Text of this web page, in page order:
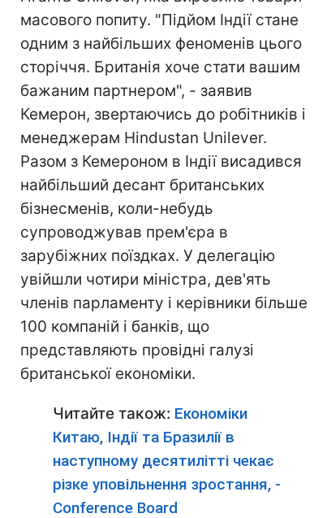
масового попиту. "Підйом Індії стане
одним з найбільших феноменів цього
сторіччя. Британія хоче стати вашим
бажаним партнером", - заявив
Кемерон, звертаючись до робітників і
менеджерам Hindustan Unilever.
Разом з Кемероном в Індії висадився
найбільший десант британських
бізнесменів, коли-небудь
супроводжував прем'єра в
зарубіжних поїздках. У делегацію
увійшли чотири міністра, дев'ять
членів парламенту і керівники більше
100 компаній і банків, що
представляють провідні галузі
британської економіки.
Читайте також: Економіки
Китаю, Індії та Бразилії в
наступному десятилітті чекає
різке уповільнення зростання, -
Conference Board